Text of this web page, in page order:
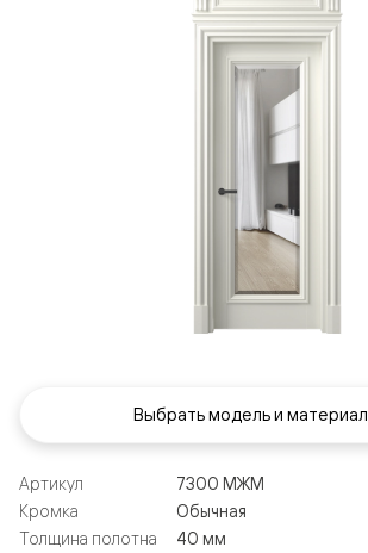
Артикул
7300 МЖМ
Кромка
Обычная
Толщина полотна
40 мм
Выбрать модель и материал